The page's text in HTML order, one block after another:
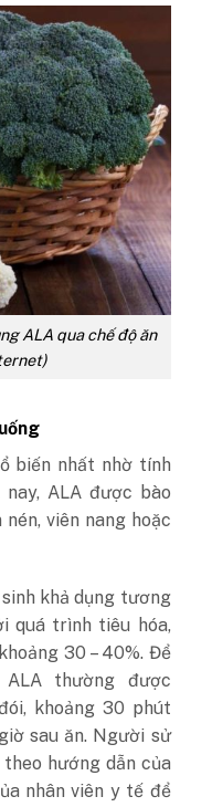
ALA qua chế độ ăn
biến nhất nhờ tính
ALA được bào
viên nang hoặc
khả dụng tương
quá trình tiêu hóa,
30 – 40%. Để
thường được
khoảng 30 phút
sau ăn. Người sử
hướng dẫn của
nhân viên y tế để